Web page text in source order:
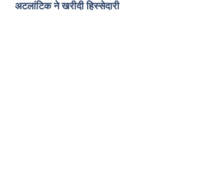
अटलांटिक ने खरीदी हिस्सेदारी